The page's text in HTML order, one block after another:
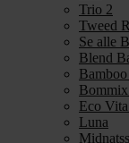
Trio 2
Tweed
Se alle
Blend
Eco
Luna